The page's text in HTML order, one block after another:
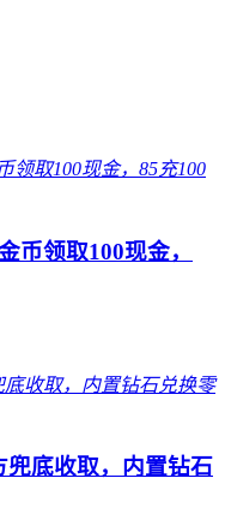
币领取100现金，
底收取，内置钻石